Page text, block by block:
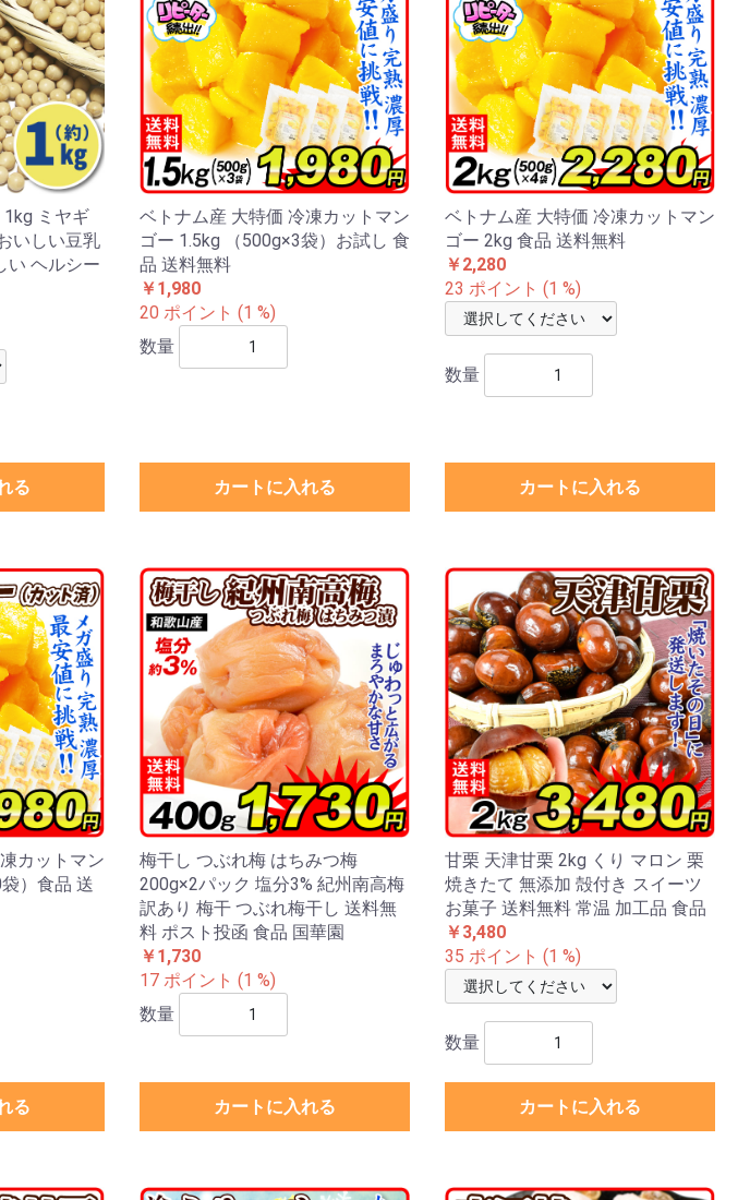
1kg ミヤギ
いしい豆乳
い ヘルシー
る
ベトナム産 大特価 冷凍カットマン
ゴー 1.5kg （500g×3袋）お試し 食
品 送料無料
￥1,980
20 ポイント (1 %)
数量
カートに入れる
ベトナム産 大特価 冷凍カットマン
ゴー 2kg 食品 送料無料
￥2,280
23 ポイント (1 %)
数量
カートに入れる
カットマン
）食品 送
る
梅干し つぶれ梅 はちみつ梅
200g×2パック 塩分3% 紀州南高梅
訳あり 梅干 つぶれ梅干し 送料無
料 ポスト投函 食品 国華園
￥1,730
17 ポイント (1 %)
数量
カートに入れる
甘栗 天津甘栗 2kg くり マロン 栗
焼きたて 無添加 殻付き スイーツ
お菓子 送料無料 常温 加工品 食品
￥3,480
35 ポイント (1 %)
数量
カートに入れる